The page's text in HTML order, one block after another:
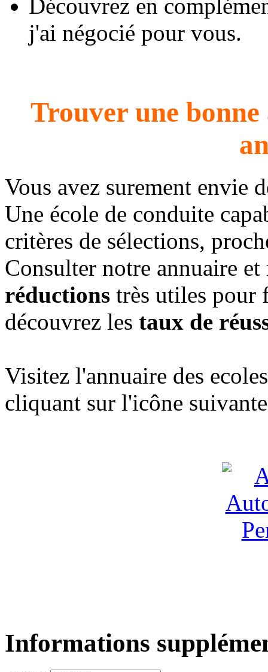
Découvrez en
j'ai négocié pour vous.
Trouver une
Vous avez surement envie
Une école de conduite
critères de sélections,
Consulter notre annuaire
réductions très utiles pour
découvrez les taux de
Visitez l'annuaire des
cliquant sur l'icône
Informations